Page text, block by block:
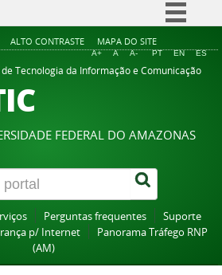
Simplifique!
Comunica BR
Legislação
Canais
ALTO CONTRASTE MAPA DO SITE
A+ A A- PT EN ES
Tecnologia da Informação e Comunicação
FEDERAL DO AMAZONAS
Perguntas frequentes
Suporte
p/ Internet
Panorama Tráfego RNP
(AM)